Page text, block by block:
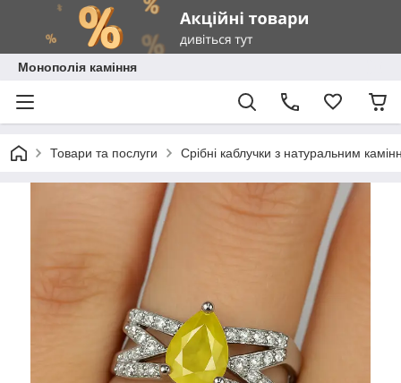
Монополія каміння
Товари та послуги Срібні каблучки з натуральним